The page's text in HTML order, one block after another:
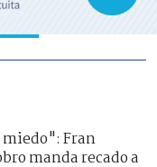
miedo": Fran
manda recado a